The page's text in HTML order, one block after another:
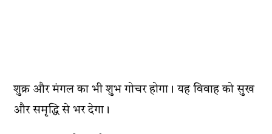
शुक्र और मंगल का भी शुभ गोचर होगा। यह विवाह को सुख
और समृद्धि से भर देगा।